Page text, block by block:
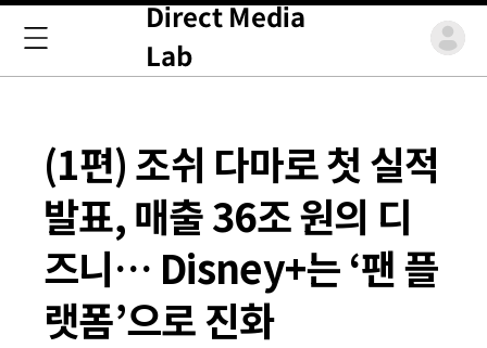
Direct Media
Lab
(1편) 조쉬 다마로 첫 실적
발표, 매출 36조 원의 디
즈니… Disney+는 ‘팬 플
랫폼’으로 진화